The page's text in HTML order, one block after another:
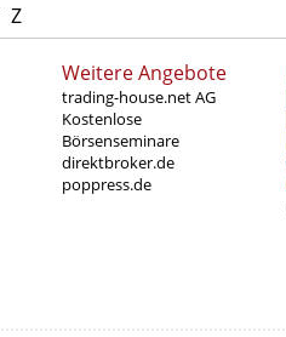
Z
Weitere Angebote
trading-house.net AG
Kostenlose
Börsenseminare
direktbroker.de
poppress.de